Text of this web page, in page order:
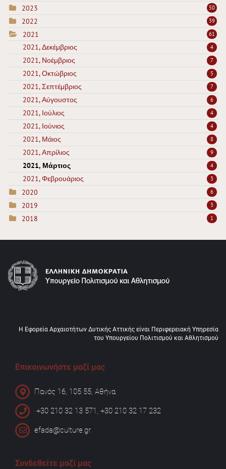
2023 50
2022 39
2021 61
2021, Δεκέμβριος 4
2021, Νοέμβριος 7
2021, Οκτώβριος 5
2021, Σεπτέμβριος 7
2021, Αύγουστος 6
2021, Ιούλιος 4
2021, Ιούνιος 4
2021, Μάιος 8
2021, Απρίλιος 9
2021, Μάρτιος 4
2021, Φεβρουάριος 3
2020 6
2019 3
2018 1
Η Εφορεία Αρχαιοτήτων Δυτικής Αττικής είναι Περιφερειακή Υπηρεσία
του Υπουργείου Πολιτισμού και Αθλητισμού
Επικοινωνήστε μαζί μας
Πανός 16, 105 55, Αθήνα
+30 210 32 13 571, +30 210 32 17 232
efada@culture.gr
Συνδεθείτε μαζί μας